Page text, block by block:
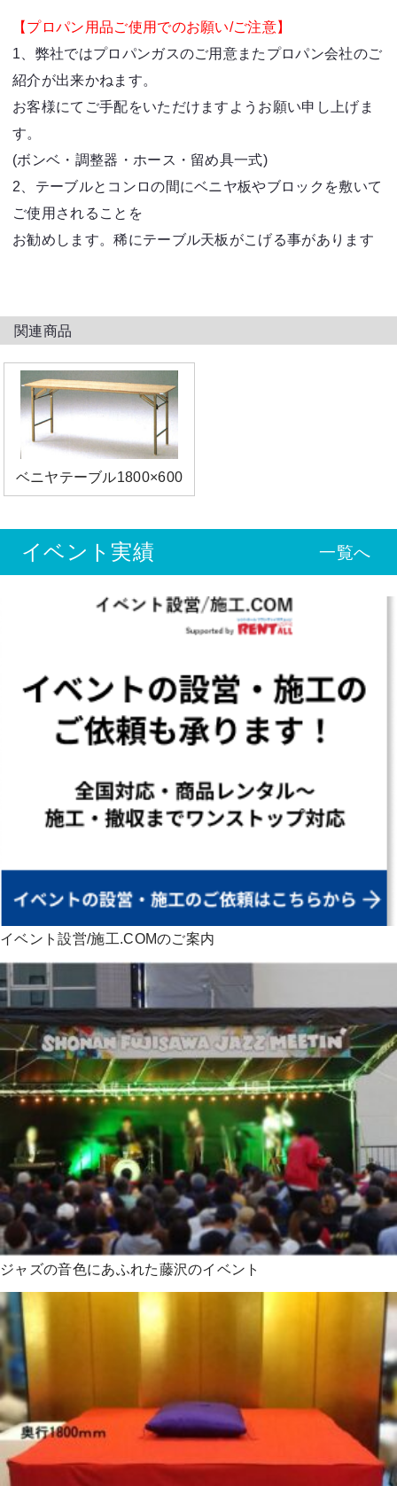
【プロパン用品ご使用でのお願い/ご注意】
1、弊社ではプロパンガスのご用意またプロパン会社のご
紹介が出来かねます。
お客様にてご手配をいただけますようお願い申し上げま
す。
(ボンベ・調整器・ホース・留め具一式)
2、テーブルとコンロの間にベニヤ板やブロックを敷いて
ご使用されることを
お勧めします。稀にテーブル天板がこげる事があります
関連商品
ベニヤテーブル1800×600
イベント実績 一覧へ
イベント設営/施工.COMのご案内
ジャズの音色にあふれた藤沢のイベント